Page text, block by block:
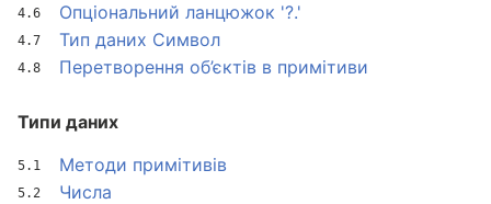
Опціональний ланцюжок '?.'
Тип даних Символ
Перетворення об’єктів в примітиви
Типи даних
Методи примітивів
Числа